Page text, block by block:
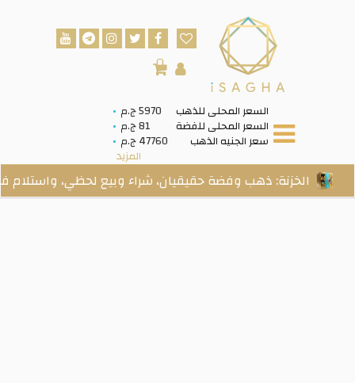
السعر المحلى للذهب 5970 ج.م
السعر المحلى للفضة 81 ج.م
سعر الجنيه الذهب 47760 ج.م
المزيد
0
ذهب وفضة حقيقيان، شراء وبيع لحظي، واستلام فعلي عند